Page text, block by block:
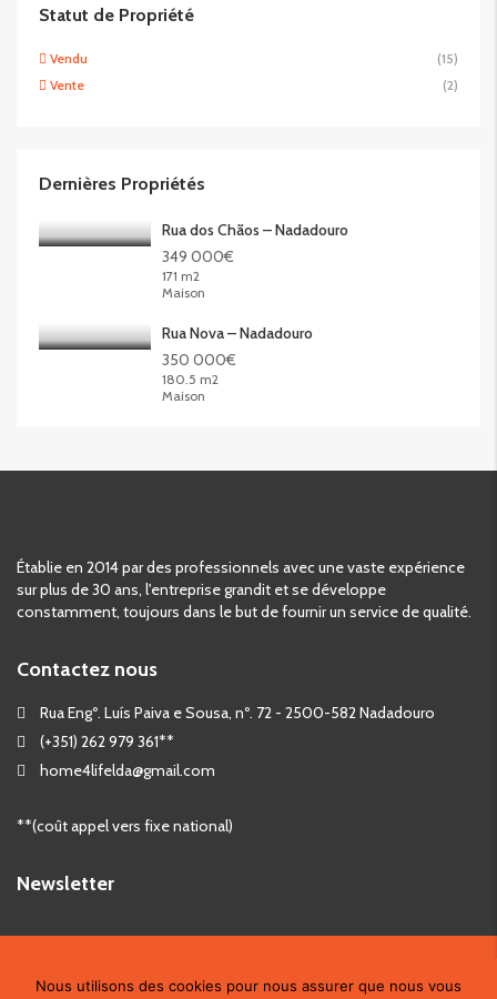
Statut de Propriété
Vendu
(15)
Vente
(2)
Dernières Propriétés
Rua dos Chãos – Nadadouro
349 000€
171 m2
Maison
Rua Nova – Nadadouro
350 000€
180.5 m2
Maison
Établie en 2014 par des professionnels avec une vaste expérience
sur plus de 30 ans, l'entreprise grandit et se développe
constamment, toujours dans le but de fournir un service de qualité.
Contactez nous
Rua Engº. Luís Paiva e Sousa, nº. 72 - 2500-582 Nadadouro
(+351) 262 979 361**
home4lifelda@gmail.com
**(coût appel vers fixe national)
Newsletter
Nous utilisons des cookies pour nous assurer que nous vous